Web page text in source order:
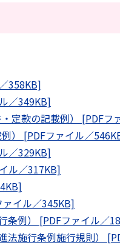
358KB]
／349KB]
定款の記載例） [PDFフ
） [PDFファイル／
／329KB]
ル／317KB]
イル／345KB]
例） [PDFファイル／
施行条例施行規則）